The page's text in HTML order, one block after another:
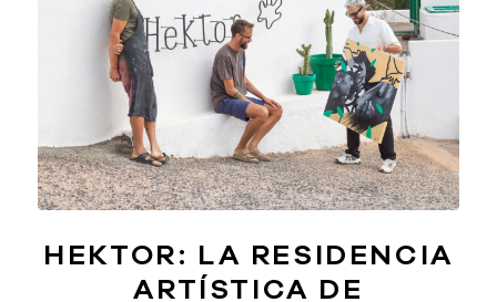
HEKTOR: LA RESIDENCIA
ARTÍSTICA DE